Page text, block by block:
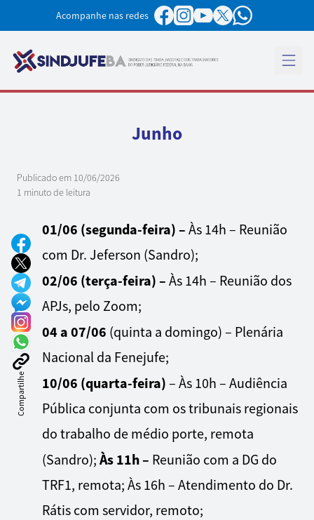
Acompanhe nas redes
Abrir
Junho
Publicado em 10/06/2026
1 minuto de leitura
Compartilhe
01/06 (segunda-feira) – Às 14h – Reunião
com Dr. Jeferson (Sandro);
02/06 (terça-feira) – Às 14h – Reunião dos
APJs, pelo Zoom;
04 a 07/06 (quinta a domingo) – Plenária
Nacional da Fenejufe;
10/06 (quarta-feira) – Às 10h – Audiência
Pública conjunta com os tribunais regionais
do trabalho de médio porte, remota
(Sandro); Às 11h – Reunião com a DG do
TRF1, remota; Às 16h – Atendimento do Dr.
Rátis com servidor, remoto;